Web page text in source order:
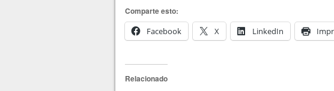
Comparte esto:
Facebook
X LinkedIn
Relacionado